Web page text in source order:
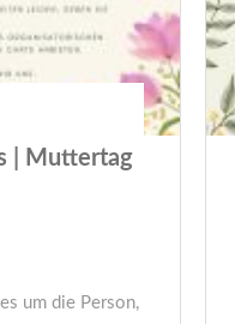
| Muttertag
um die Person,